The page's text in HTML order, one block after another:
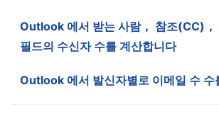
Outlook 에서 받는 사람， 참조(CC)
필드의 수신자 수를 계산합니다
Outlook 에서 발신자별로 이메일 수 수